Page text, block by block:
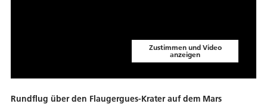
Zustimmen und Video
anzeigen
Rundflug über den Flaugergues-Krater auf dem Mars